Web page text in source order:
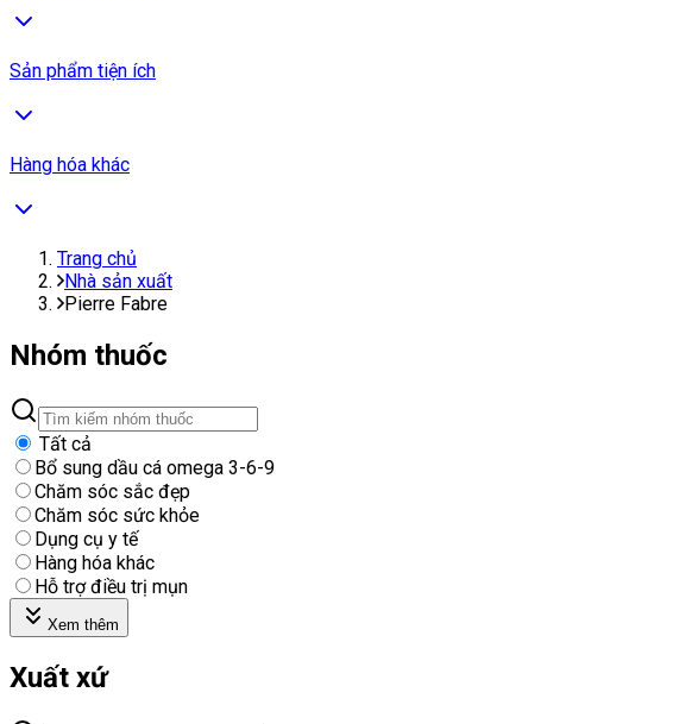
Sản phẩm tiện ích
Hàng hóa khác
Trang chủ
Nhà sản xuất
Pierre Fabre
Nhóm thuốc
Tất cả
Bổ sung dầu cá omega 3-6-9
Chăm sóc sắc đẹp
Chăm sóc sức khỏe
Dụng cụ y tế
Hàng hóa khác
Hỗ trợ điều trị mụn
Xem thêm
Xuất xứ